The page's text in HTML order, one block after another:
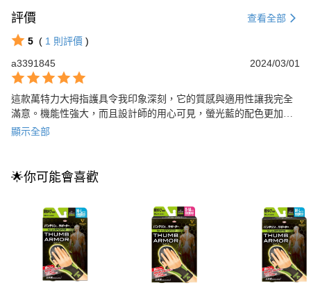
評價 查看全部
5 ( 1 則評價 )
a3391845
2024/03/01
這款萬特力大拇指護具令我印象深刻，它的質感與適用性讓我完全
滿意。機能性強大，而且設計師的用心可見，螢光藍的配色更加增
添時尚感。是一個值得推薦的商品!
顯示全部
🌟你可能會喜歡